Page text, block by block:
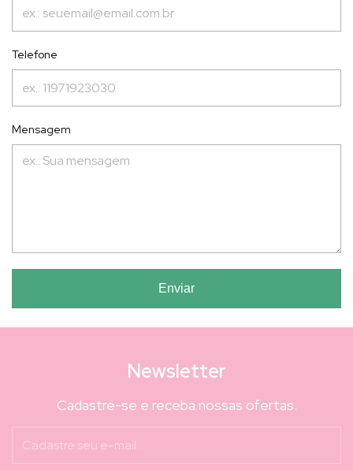
Telefone
Mensagem
Enviar
Newsletter
Cadastre-se e receba nossas ofertas.